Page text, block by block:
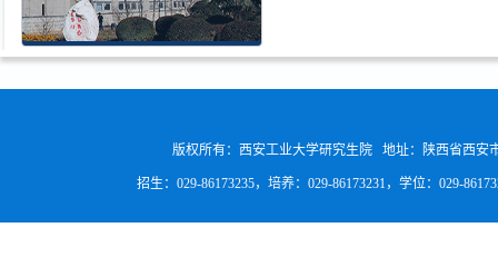
版权所有：西安工业大学研究生院 地址：陕西省西安
招生：029-86173235，培养：029-86173231，学位：029-